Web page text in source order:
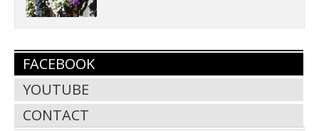
FACEBOOK
YOUTUBE
CONTACT